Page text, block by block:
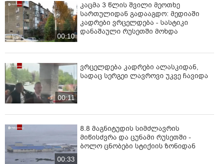
00:10
კაცმა 3 წლის შვილი მეოთხე
სართულიდან გადააგდო: მედიაში
კადრები ვრცელდება - სასტიკი
დანაშაული რუსეთში მოხდა
00:11
ვრცელდება კადრები ალასკიდან,
სადაც სერგეი ლავროვი უკვე ჩავიდა
00:33
8.8 მაგნიტუდის სიმძლავრის
მიწისძვრა და ცუნამი რუსეთში -
ბოლო ცნობები სტიქიის ზონიდან